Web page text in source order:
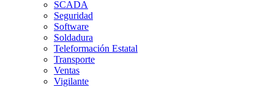
SCADA
Seguridad
Software
Soldadura
Teleformación Estatal
Transporte
Ventas
Vigilante